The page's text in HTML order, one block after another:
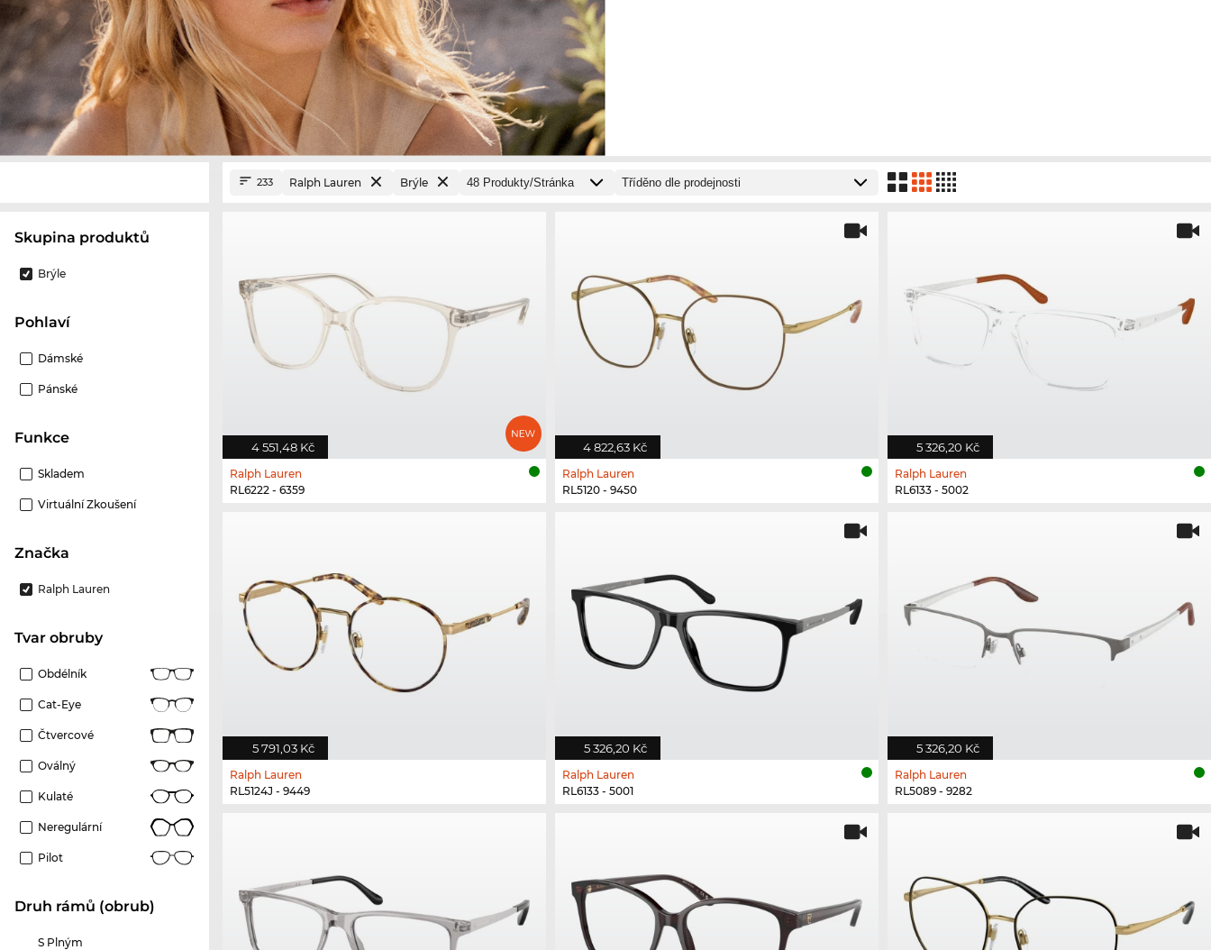
Skupina produktů
Brýle
Pohlaví
Dámské
Pánské
Funkce
Skladem
Virtuální Zkoušení
Značka
Ralph Lauren
Tvar obruby
Obdélník
Cat-Eye
Čtvercové
Oválný
Kulaté
Neregulární
Pilot
Druh rámů (obrub)
S Plným
233 Ralph Lauren Brýle
4 551,48 Kč
Ralph Lauren
RL6222 - 6359
4 822,63 Kč
Ralph Lauren
RL5120 - 9450
5 326,20 Kč
Ralph Lauren
RL6133 - 5002
5 791,03 Kč
Ralph Lauren
RL5124J - 9449
5 326,20 Kč
Ralph Lauren
RL6133 - 5001
5 326,20 Kč
Ralph Lauren
RL5089 - 9282